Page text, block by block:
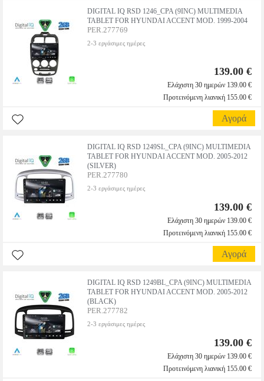
DIGITAL IQ RSD 1246_CPA (9INC) MULTIMEDIA
TABLET FOR HYUNDAI ACCENT MOD. 1999-2004
PER.277769
2-3 εργάσιμες ημέρες
139.00 €
Ελάχιστη 30 ημερών 139.00 €
Προτεινόμενη λιανική 155.00 €
Αγορά
DIGITAL IQ RSD 1249SL_CPA (9INC) MULTIMEDIA
TABLET FOR HYUNDAI ACCENT MOD. 2005-2012
(SILVER)
PER.277780
2-3 εργάσιμες ημέρες
139.00 €
Ελάχιστη 30 ημερών 139.00 €
Προτεινόμενη λιανική 155.00 €
Αγορά
DIGITAL IQ RSD 1249BL_CPA (9INC) MULTIMEDIA
TABLET FOR HYUNDAI ACCENT MOD. 2005-2012
(BLACK)
PER.277782
2-3 εργάσιμες ημέρες
139.00 €
Ελάχιστη 30 ημερών 139.00 €
Προτεινόμενη λιανική 155.00 €